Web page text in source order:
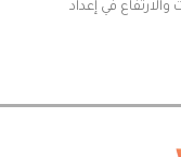
والارتفاع في إعداد